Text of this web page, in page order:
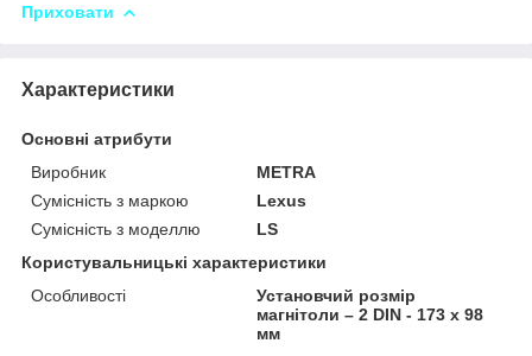
Приховати
Характеристики
Основні атрибути
Виробник
METRA
Сумісність з маркою
Lexus
Сумісність з моделлю
LS
Користувальницькі характеристики
Особливості
Установчий розмір
магнітоли – 2 DIN - 173 x 98
мм